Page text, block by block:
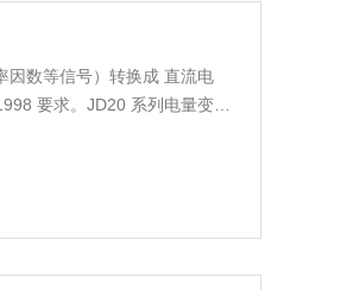
因数等信号）转换成 直流电
要求。JD20 系列电量变送